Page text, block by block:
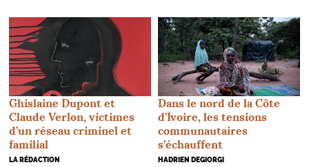
Ghislaine Dupont et
Claude Verlon, victimes
d’un réseau criminel et
familial
LA RÉDACTION
Dans le nord de la Côte
d’Ivoire, les tensions
communautaires
s’échauffent
HADRIEN DEGIORGI